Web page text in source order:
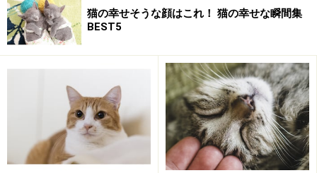
ニュートロ レッドハート株式会社
リコールにいたった経緯
昨年１２月３日以降アメリカ、カナダ、メキシコの店頭
に並んだ、メニュー・フーズ社が米国エンポリア(カンザ
ス)の工場で製造したペットフードを食べた犬や猫たちの
中に食欲不振や虚脱感・嘔吐といった症状を経て、腎不
全で亡くなる子が出てきました。
猫の幸せそうな顔はこれ！ 猫の幸せな瞬間集
BEST5